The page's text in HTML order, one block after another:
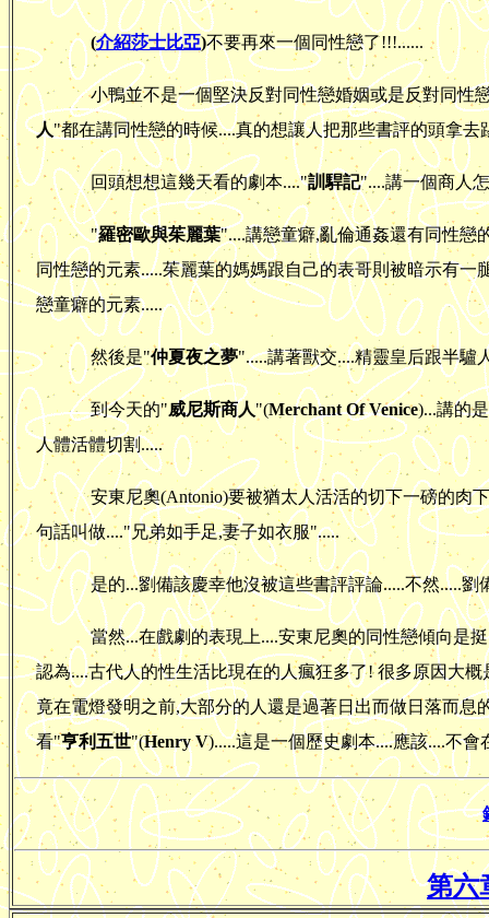
(介紹莎士比亞)不要再來一個同性戀了!!!......
小鴨並不是一個堅決反對同性戀婚姻或是反對同性
人"都在講同性戀的時候....真的想讓人把那些書評的頭拿
回頭想想這幾天看的劇本...."訓駻記"....講一個商人
"羅密歐與茱麗葉"....講戀童癖,亂倫通姦還有同性戀
同性戀的元素.....茱麗葉的媽媽跟自己的表哥則被暗示有一
戀童癖的元素.....
然後是"仲夏夜之夢".....講著獸交....精靈皇后跟半驢
到今天的"威尼斯商人"(Merchant Of Venice)...講的
人體活體切割.....
安東尼奧(Antonio)要被猶太人活活的切下一磅的肉
句話叫做...."兄弟如手足,妻子如衣服".....
是的...劉備該慶幸他沒被這些書評評論.....不然.....
當然...在戲劇的表現上....安東尼奧的同性戀傾向是
認為....古代人的性生活比現在的人瘋狂多了! 很多原因大
竟在電燈發明之前,大部分的人還是過著日出而做日落而
看"亨利五世"(Henry V).....這是一個歷史劇本....應該....不會
第六